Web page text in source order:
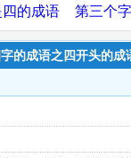
的成语 第三个
的成语之四开头的成